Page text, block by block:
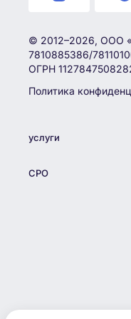
© 2012–2026, ООО
7810885386/
ОГРН
Политика
услуги
СРО